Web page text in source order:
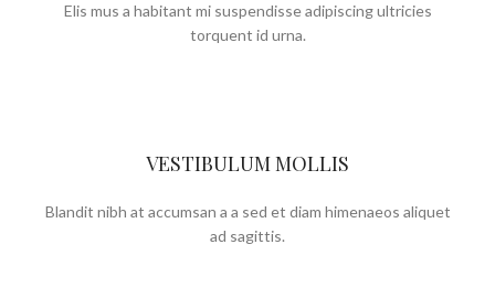
Elis mus a habitant mi suspendisse adipiscing ultricies
torquent id urna.
VESTIBULUM MOLLIS
Blandit nibh at accumsan a a sed et diam himenaeos aliquet
ad sagittis.